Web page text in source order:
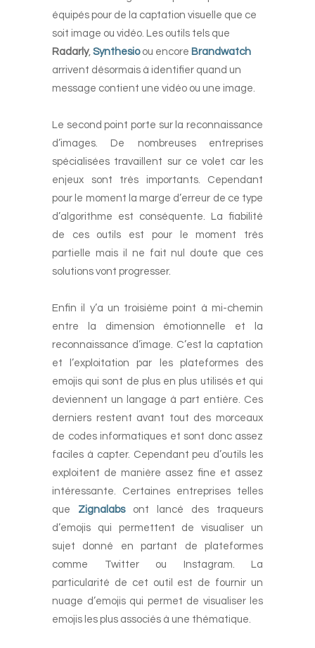
équipés pour de la captation visuelle que ce
soit image ou vidéo. Les outils tels que
Radarly, Synthesioou encore Brandwatch
arrivent désormais à identifier quand un
message contient une vidéo ou une image.
Le second point porte sur la reconnaissance
d’images. De nombreuses entreprises
spécialisées travaillent sur ce volet car les
enjeux sont très importants. Cependant
pour le moment la marge d’erreur de ce type
d’algorithme est conséquente. La fiabilité
de ces outils est pour le moment très
partielle mais il ne fait nul doute que ces
solutions vont progresser.
Enfin il y’a un troisième point à mi-chemin
entre la dimension émotionnelle et la
reconnaissance d’image. C’est la captation
et l’exploitation par les plateformes des
emojis qui sont de plus en plus utilisés et qui
deviennent un langage à part entière. Ces
derniers restent avant tout des morceaux
de codes informatiques et sont donc assez
faciles à capter. Cependant peu d’outils les
exploitent de manière assez fine et assez
intéressante. Certaines entreprises telles
que Zignalabsont lancé des traqueurs
d’emojis qui permettent de visualiser un
sujet donné en partant de plateformes
comme Twitter ou Instagram. La
particularité de cet outil est de fournir un
nuage d’emojis qui permet de visualiser les
emojis les plus associés à une thématique.